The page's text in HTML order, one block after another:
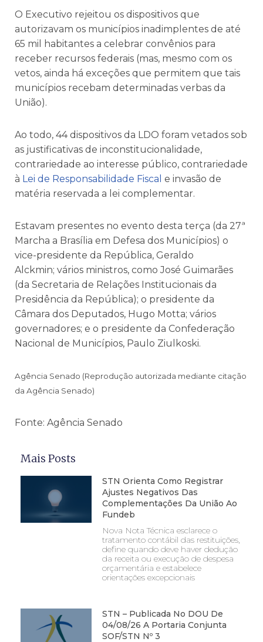
O Executivo rejeitou os dispositivos que
autorizavam os municípios inadimplentes de até
65 mil habitantes a celebrar convênios para
receber recursos federais (mas, mesmo com os
vetos, ainda há exceções que permitem que tais
municípios recebam determinadas verbas da
União).
Ao todo, 44 dispositivos da LDO foram vetados sob
as justificativas de inconstitucionalidade,
contrariedade ao interesse público, contrariedade
à Lei de Responsabilidade Fiscal e invasão de
matéria reservada a lei complementar.
Estavam presentes no evento desta terça (da 27ª
Marcha a Brasília em Defesa dos Municípios) o
vice-presidente da República, Geraldo
Alckmin; vários ministros, como José Guimarães
(da Secretaria de Relações Institucionais da
Presidência da República); o presidente da
Câmara dos Deputados, Hugo Motta; vários
governadores; e o presidente da Confederação
Nacional de Municípios, Paulo Ziulkoski.
Agência Senado (Reprodução autorizada mediante citação
da Agência Senado)
Fonte: Agência Senado
Mais Posts
STN Orienta Como Registrar
Ajustes Negativos Das
Complementações Da União Ao
Fundeb
Nova Nota Técnica esclarece o
tratamento contábil das restituições,
define quando deve haver dedução
da receita ou execução de despesa
orçamentária e estabelece
orientações excepcionais
STN – Publicada No DOU De
04/08/26 A Portaria Conjunta
SOF/STN Nº 3